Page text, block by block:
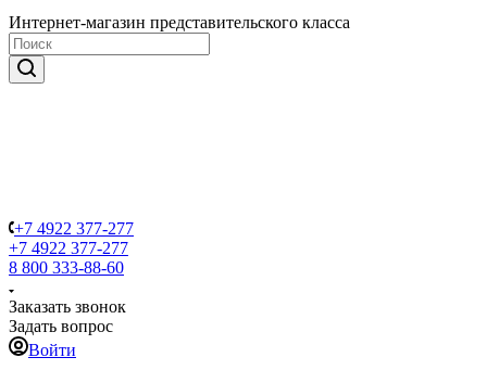
Интернет-магазин представительского класса
+7 4922 377-277
+7 4922 377-277
8 800 333-88-60
Заказать звонок
Задать вопрос
Войти